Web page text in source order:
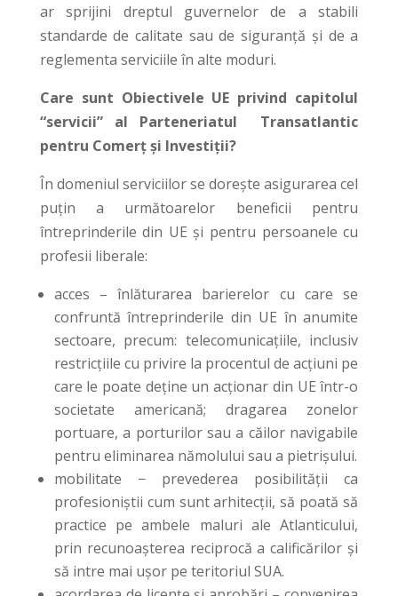
ar sprijini dreptul guvernelor de a stabili
standarde de calitate sau de siguranță și de a
reglementa serviciile în alte moduri.
Care sunt Obiectivele UE privind capitolul
“servicii” al Parteneriatul Transatlantic
pentru Comerț și Investiții?
În domeniul serviciilor se dorește asigurarea cel
puțin a următoarelor beneficii pentru
întreprinderile din UE și pentru persoanele cu
profesii liberale:
acces – înlăturarea barierelor cu care se
confruntă întreprinderile din UE în anumite
sectoare, precum: telecomunicațiile, inclusiv
restricțiile cu privire la procentul de acțiuni pe
care le poate deține un acționar din UE într-o
societate americană; dragarea zonelor
portuare, a porturilor sau a căilor navigabile
pentru eliminarea nămolului sau a pietrișului.
mobilitate − prevederea posibilității ca
profesioniștii cum sunt arhitecții, să poată să
practice pe ambele maluri ale Atlanticului,
prin recunoașterea reciprocă a calificărilor și
să intre mai ușor pe teritoriul SUA.